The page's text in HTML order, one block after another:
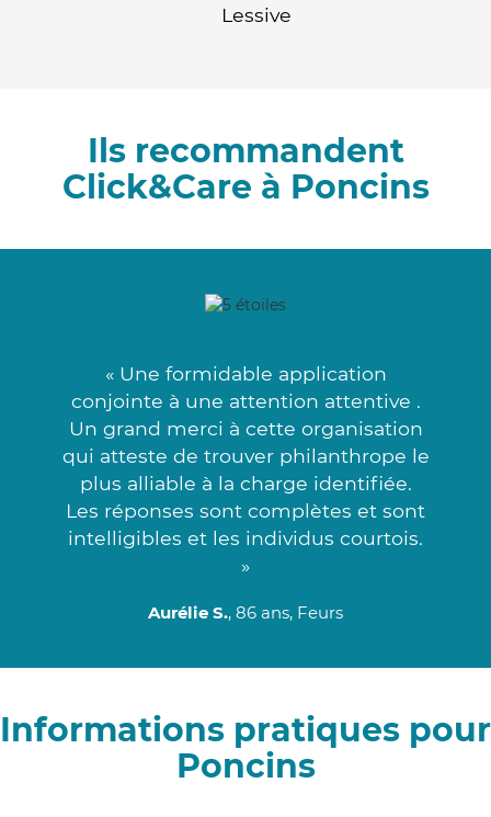
Lessive
Ils recommandent
Click&Care à Poncins
« Une formidable application
conjointe à une attention attentive .
Un grand merci à cette organisation
qui atteste de trouver philanthrope le
plus alliable à la charge identifiée.
Les réponses sont complètes et sont
intelligibles et les individus courtois.
»
Aurélie S., 86 ans, Feurs
Informations pratiques pour
Poncins